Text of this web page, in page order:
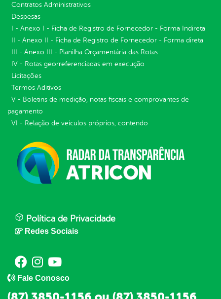
Contratos Administrativos
Despesas
I - Anexo I - Ficha de Registro de Fornecedor - Forma Indireta
II - Anexo II - Ficha de Registro de Fornecedor - Forma direta
III - Anexo III - Planilha Orçamentária das Rotas
IV - Rotas georreferenciadas em execução
Licitações
Termos Aditivos
V - Boletins de medição, notas fiscais e comprovantes de
pagamento
VI - Relação de veículos próprios, contendo
Política de Privacidade
Redes Sociais
Fale Conosco